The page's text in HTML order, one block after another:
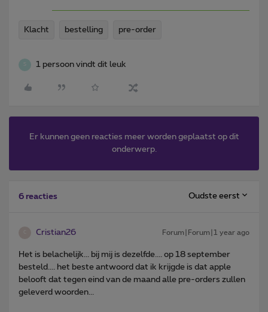
Klacht bestelling pre-order
S 1 persoon vindt dit leuk
Er kunnen geen reacties meer worden geplaatst op dit
onderwerp.
6 reacties Oudste eerst
Cristian26 Forum|Forum|1 year ago
Het is belachelijk... bij mij is dezelfde.... op 18 september
besteld.... het beste antwoord dat ik krijgde is dat apple
belooft dat tegen eind van de maand alle pre-orders zullen
geleverd woorden...